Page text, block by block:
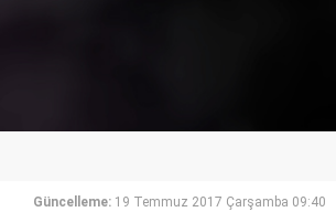
Güncelleme: 19 Temmuz 2017 Çarşamba 09:40